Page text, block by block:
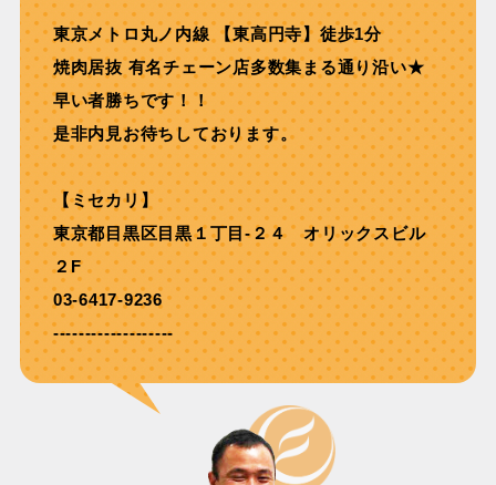
東京メトロ丸ノ内線 【東⾼円寺】徒歩1分
焼⾁居抜 有名チェーン店多数集まる通り沿い★
早い者勝ちです！！
是非内見お待ちしております。
【ミセカリ】
東京都目黒区目黒１丁目-２４ オリックスビル
２F
03-6417-9236
-------------------